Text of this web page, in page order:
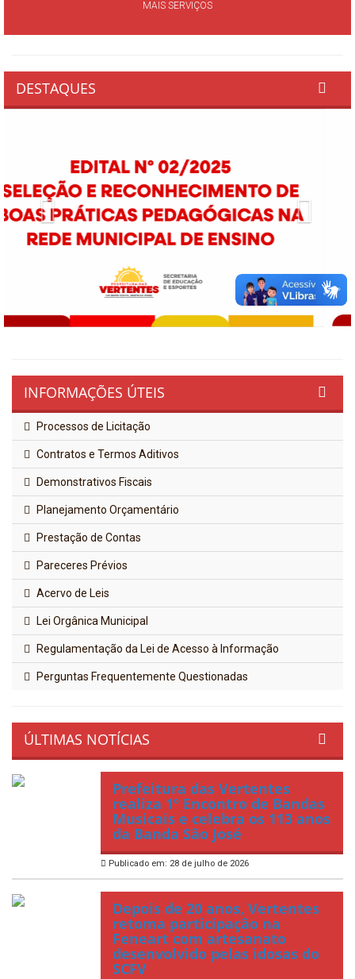
MAIS SERVIÇOS
DESTAQUES
Previous
INFORMAÇÕES ÚTEIS
Processos de Licitação
Contratos e Termos Aditivos
Demonstrativos Fiscais
Planejamento Orçamentário
Prestação de Contas
Pareceres Prévios
Acervo de Leis
Lei Orgânica Municipal
Regulamentação da Lei de Acesso à Informação
Perguntas Frequentemente Questionadas
ÚLTIMAS NOTÍCIAS
Prefeitura das Vertentes
realiza 1º Encontro de Bandas
Musicais e celebra os 113 anos
da Banda São José
Publicado em: 28 de julho de 2026
Depois de 20 anos, Vertentes
retoma participação na
Feneart com artesanato
desenvolvido pelas idosas do
SCFV